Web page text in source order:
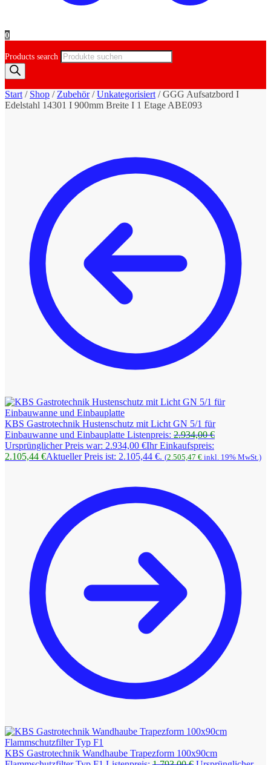
0
Products search
Start / Shop / Zubehör/Unkategorisiert /GGG Aufsatzbord I
Edelstahl 14301 I 900mm Breite I 1 Etage ABE093
KBS Gastrotechnik Hustenschutz mit Licht GN 5/1 für
Einbauwanne und Einbauplatte Listenpreis: 2.934,00€
Ursprünglicher Preis war: 2.934,00 €Ihr Einkaufspreis:
2.105,44 €Aktueller Preis ist: 2.105,44 €. (2.505,47 € inkl. 19% MwSt.)
KBS Gastrotechnik Wandhaube Trapezform 100x90cm